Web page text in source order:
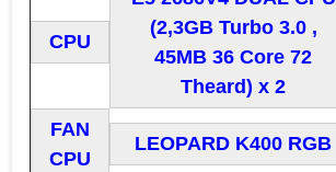
CPU
(2,3GB Turbo 3.0 ,
45MB 36 Core 72
Theard) x 2
FAN
CPU
LEOPARD K400 RGB